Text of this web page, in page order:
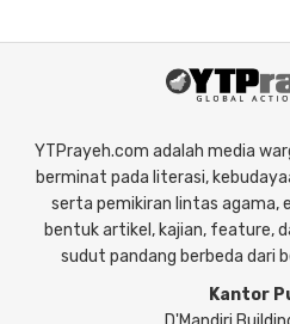
YTPrayeh.com adalah media
berminat pada literasi,
serta pemikiran lintas agama,
bentuk artikel, kajian, feature,
sudut pandang berbeda dari
Kantor